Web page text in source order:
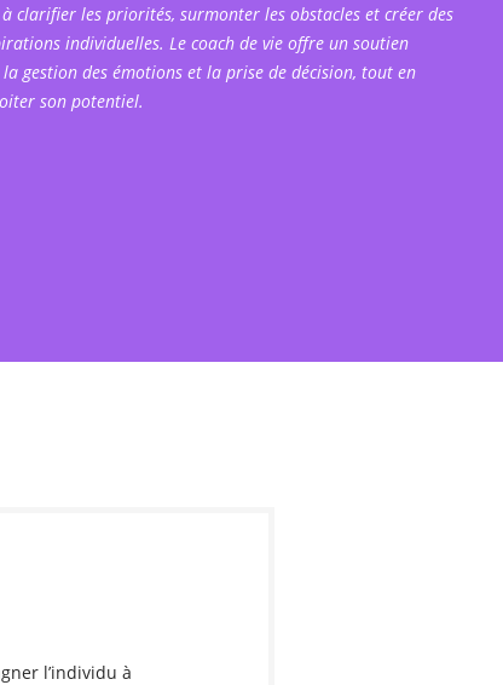
clarifier les priorités, surmonter les obstacles et créer des
individuelles. Le coach de vie offre un soutien
gestion des émotions et la prise de décision, tout en
son potentiel.
l’individu à